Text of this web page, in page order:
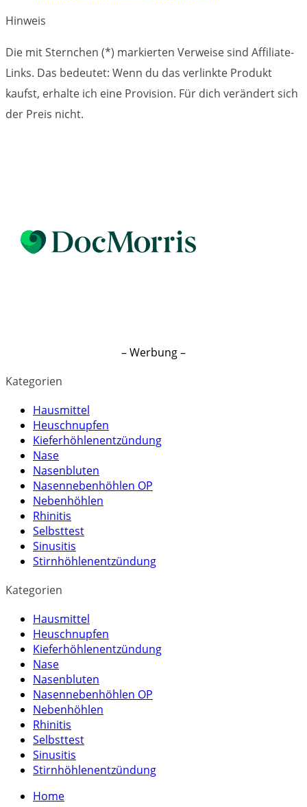
Hinweis
Die mit Sternchen (*) markierten Verweise sind Affiliate-
Links. Das bedeutet: Wenn du das verlinkte Produkt
kaufst, erhalte ich eine Provision. Für dich verändert sich
der Preis nicht.
– Werbung –
Kategorien
Hausmittel
Heuschnupfen
Kieferhöhlenentzündung
Nase
Nasenbluten
Nasennebenhöhlen OP
Nebenhöhlen
Rhinitis
Selbsttest
Sinusitis
Stirnhöhlenentzündung
Kategorien
Hausmittel
Heuschnupfen
Kieferhöhlenentzündung
Nase
Nasenbluten
Nasennebenhöhlen OP
Nebenhöhlen
Rhinitis
Selbsttest
Sinusitis
Stirnhöhlenentzündung
Home